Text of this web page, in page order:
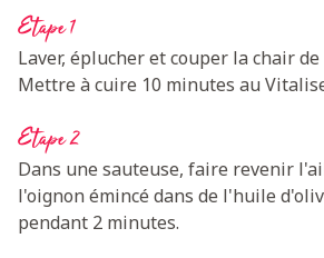
Etape 1
Laver, éplucher et couper la chair
Mettre à cuire 10 minutes au
Etape 2
Dans une sauteuse, faire revenir
l'oignon émincé dans de l'huile
pendant 2 minutes.